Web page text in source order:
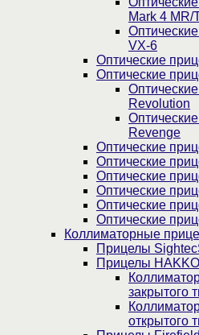
Mark 4 MR/
VX-6
Оптические
Оптические
Revolution
Revenge
Оптические
Оптические
Оптические
Оптические
Оптические
Оптические
Коллиматорные
Прицелы
Прицелы
закрытого
открытого